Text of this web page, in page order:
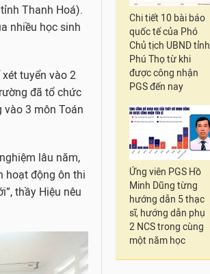
Thanh Hoá).
nhiều học sinh
tuyển vào 2
đã tổ chức
3 môn Toán
lâu năm,
hoạt động ôn thi
thầy Hiệu nêu
Chi tiết 10 bài báo
quốc tế của Phó
Chủ tịch UBND tỉnh
Phú Thọ từ khi
được công nhận
PGS đến nay
Ứng viên PGS Hồ
Minh Dũng từng
hướng dẫn 5 thạc
sĩ, hướng dẫn phụ
2 NCS trong cùng
một năm học